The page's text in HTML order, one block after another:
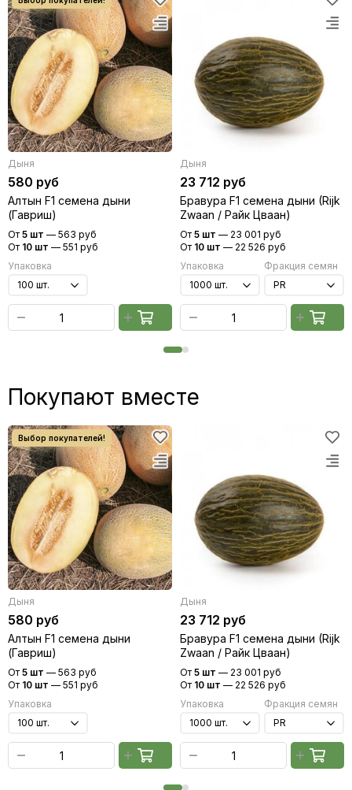
Дыня
580 руб
Алтын F1 семена дыни
(Гавриш)
От 5 шт — 563 руб
От 10 шт — 551 руб
Упаковка
Дыня
23 712 руб
Бравура F1 семена дыни (Rijk
Zwaan / Райк Цваан)
От 5 шт — 23 001 руб
От 10 шт — 22 526 руб
Упаковка
Фракция семян
Покупают вместе
Дыня
580 руб
Алтын F1 семена дыни
(Гавриш)
От 5 шт — 563 руб
От 10 шт — 551 руб
Упаковка
Дыня
23 712 руб
Бравура F1 семена дыни (Rijk
Zwaan / Райк Цваан)
От 5 шт — 23 001 руб
От 10 шт — 22 526 руб
Упаковка
Фракция семян